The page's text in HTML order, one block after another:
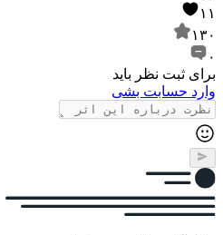
۱۱
۱۳۰
۰
برای ثبت نظر باید
وارد حسابت بشی